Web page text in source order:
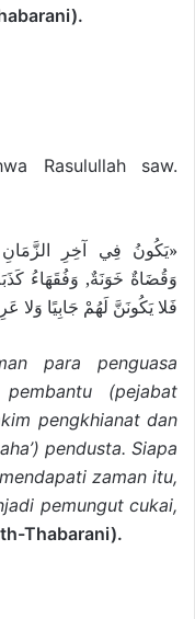
Rasulullah saw.
«يَكُونُ فِي آخِرِ
وَقُضَاةٌ خَوَنَةٌ, وَفُقَهَاءُ
فَلا يَكُونَنَّ لَهُمْ جَابِيًا وَلا
para penguasa
pembantu (pejabat
pengkhianat dan
pendusta. Siapa
zaman itu,
pemungut cukai,
Thabarani).